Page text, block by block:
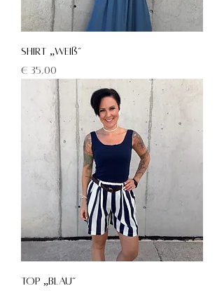
Shirt „weiß“
Preis
€ 35,00
Top „blau“